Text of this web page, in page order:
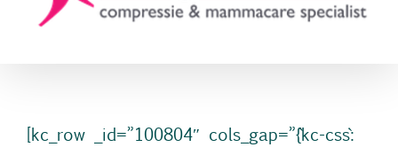
[kc_row _id=”100804″ cols_gap=”{`kc-css`: